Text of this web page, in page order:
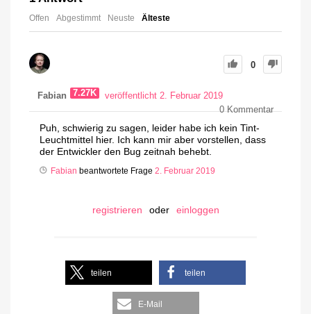
Offen Abgestimmt Neuste Älteste
0
Fabian 7.27K
veröffentlicht 2. Februar 2019
0Kommentar
Puh, schwierig zu sagen, leider habe ich kein Tint-
Leuchtmittel hier. Ich kann mir aber vorstellen, dass
der Entwickler den Bug zeitnah behebt.
Fabian beantwortete Frage 2. Februar 2019
registrieren oder einloggen
teilen teilen
E-Mail